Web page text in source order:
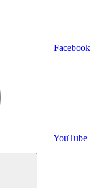
Facebook
YouTube